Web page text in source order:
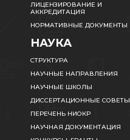
ЛИЦЕНЗИРОВАНИЕ И
АККРЕДИТАЦИЯ
НОРМАТИВНЫЕ ДОКУМЕНТЫ
НАУКА
СТРУКТУРА
НАУЧНЫЕ НАПРАВЛЕНИЯ
НАУЧНЫЕ ШКОЛЫ
ДИССЕРТАЦИОННЫЕ СОВЕТЫ
ПЕРЕЧЕНЬ НИОКР
НАУЧНАЯ ДОКУМЕНТАЦИЯ